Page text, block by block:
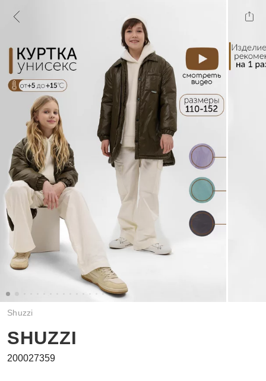
Shuzzi
SHUZZI
200027359